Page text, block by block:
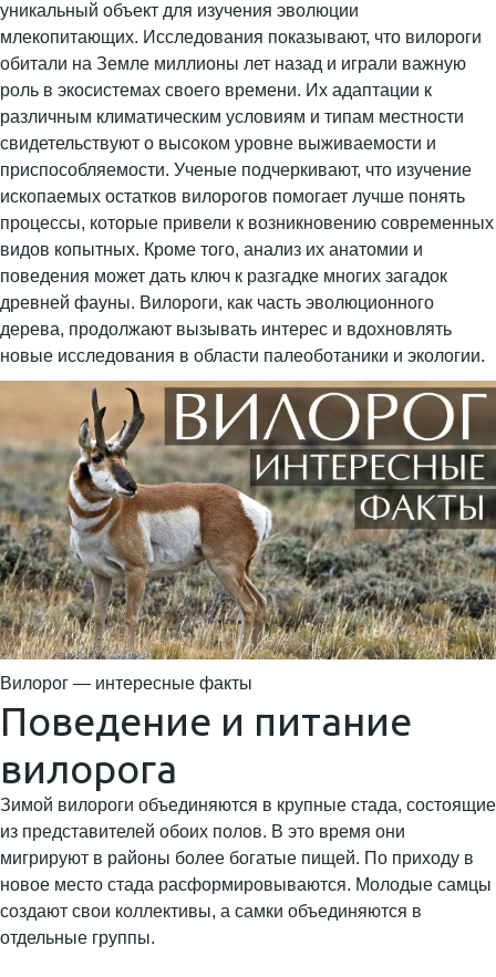
уникальный объект для изучения эволюции
млекопитающих. Исследования показывают, что вилороги
обитали на Земле миллионы лет назад и играли важную
роль в экосистемах своего времени. Их адаптации к
различным климатическим условиям и типам местности
свидетельствуют о высоком уровне выживаемости и
приспособляемости. Ученые подчеркивают, что изучение
ископаемых остатков вилорогов помогает лучше понять
процессы, которые привели к возникновению современных
видов копытных. Кроме того, анализ их анатомии и
поведения может дать ключ к разгадке многих загадок
древней фауны. Вилороги, как часть эволюционного
дерева, продолжают вызывать интерес и вдохновлять
новые исследования в области палеоботаники и экологии.
Вилорог — интересные факты
Поведение и питание
вилорога
Зимой вилороги объединяются в крупные стада, состоящие
из представителей обоих полов. В это время они
мигрируют в районы более богатые пищей. По приходу в
новое место стада расформировываются. Молодые самцы
создают свои коллективы, а самки объединяются в
отдельные группы.